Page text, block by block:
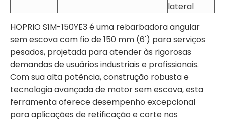
lateral
HOPRIO S1M-150YE3 é uma rebarbadora angular
sem escova com fio de 150 mm (6') para serviços
pesados, projetada para atender às rigorosas
demandas de usuários industriais e profissionais.
Com sua alta potência, construção robusta e
tecnologia avançada de motor sem escova, esta
ferramenta oferece desempenho excepcional
para aplicações de retificação e corte nos